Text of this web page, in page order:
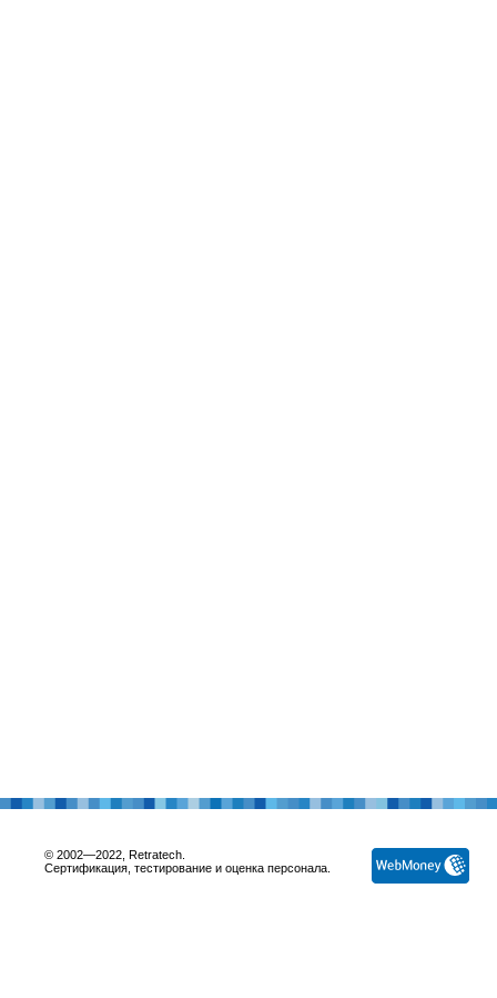
© 2002—2022, Retratech.
Сертификация, тестирование и оценка персонала.